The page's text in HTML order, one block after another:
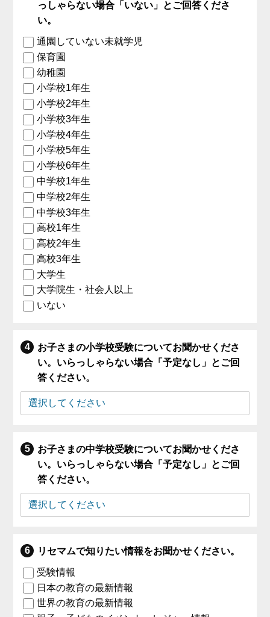
っしゃらない場合「いない」とご回答くださ
い。
通園していない未就学児
保育園
幼稚園
小学校1年生
小学校2年生
小学校3年生
小学校4年生
小学校5年生
小学校6年生
中学校1年生
中学校2年生
中学校3年生
高校1年生
高校2年生
高校3年生
大学生
大学院生・社会人以上
いない
お子さまの小学校受験についてお聞かせくださ
い。いらっしゃらない場合「予定なし」とご回
答ください。
お子さまの中学校受験についてお聞かせくださ
い。いらっしゃらない場合「予定なし」とご回
答ください。
リセマムで知りたい情報をお聞かせください。
受験情報
日本の教育の最新情報
世界の教育の最新情報